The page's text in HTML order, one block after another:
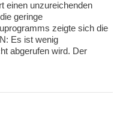
einen unzureichenden
geringe
zeigte sich die
Es ist wenig
abgerufen wird. Der